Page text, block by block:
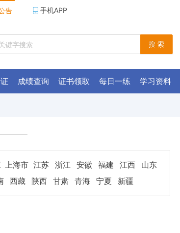
告 手机APP
搜 索
成绩查询 证书领取 每日一练 学习资料
上海市 江苏 浙江 安徽 福建 江西
山东
西藏 陕西 甘肃 青海 宁夏 新疆